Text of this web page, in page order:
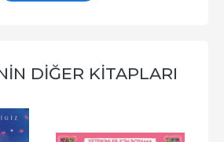
DIĞER KITAPLARI